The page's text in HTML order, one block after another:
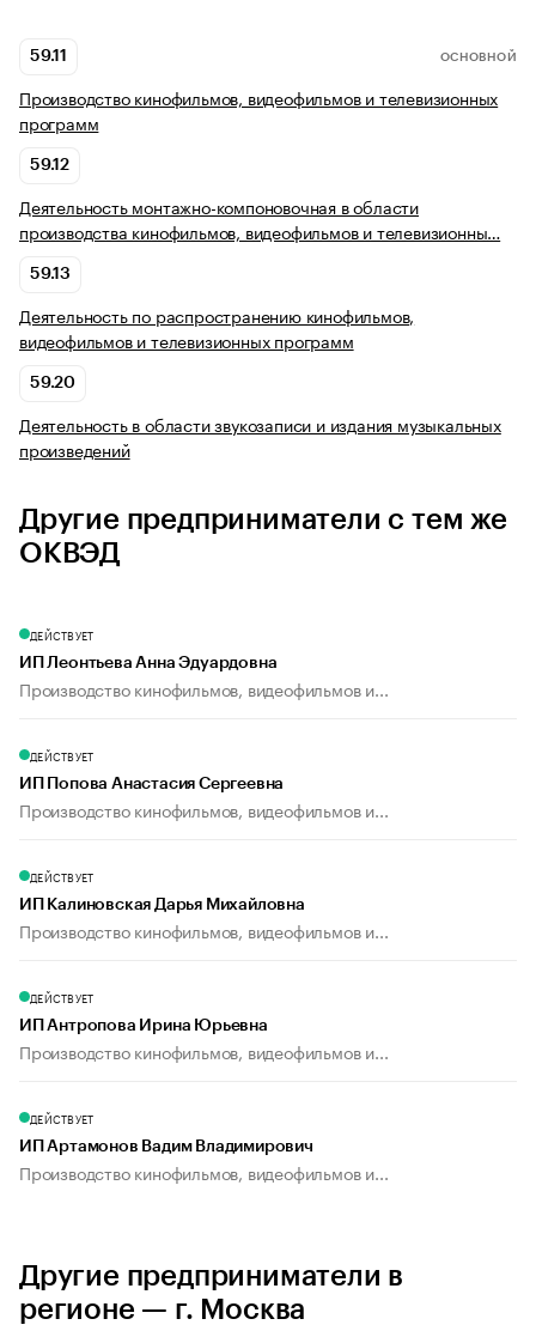
59.11 ОСНОВНОЙ
Производство кинофильмов, видеофильмов и телевизионных
программ
59.12
Деятельность монтажно-компоновочная в области
производства кинофильмов, видеофильмов и телевизионны…
59.13
Деятельность по распространению кинофильмов,
видеофильмов и телевизионных программ
59.20
Деятельность в области звукозаписи и издания музыкальных
произведений
Другие предприниматели с тем же
ОКВЭД
ДЕЙСТВУЕТ
ИП Леонтьева Анна Эдуардовна
Производство кинофильмов, видеофильмов и...
ДЕЙСТВУЕТ
ИП Попова Анастасия Сергеевна
Производство кинофильмов, видеофильмов и...
ДЕЙСТВУЕТ
ИП Калиновская Дарья Михайловна
Производство кинофильмов, видеофильмов и...
ДЕЙСТВУЕТ
ИП Антропова Ирина Юрьевна
Производство кинофильмов, видеофильмов и...
ДЕЙСТВУЕТ
ИП Артамонов Вадим Владимирович
Производство кинофильмов, видеофильмов и...
Другие предприниматели в
регионе — г. Москва